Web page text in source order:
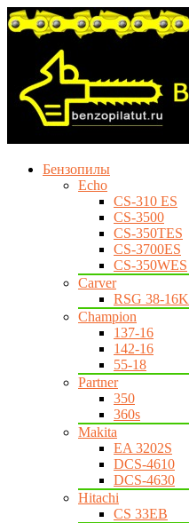
Бензопилы
Echo
CS-310 ES
CS-3500
CS-350TES
CS-3700ES
CS-350WES
Carver
RSG 38-16K
Champion
137-16
142-16
55-18
Partner
350
360s
Makita
EA 3202S
DCS-4610
DCS-4630
Hitachi
CS 33EB